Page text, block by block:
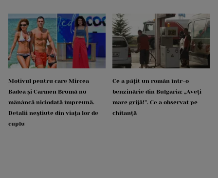
Motivul pentru care Mircea
Badea și Carmen Brumă nu
mănâncă niciodată împreună.
Detalii neștiute din viața lor de
cuplu
Ce a pățit un român într-o
benzinărie din Bulgaria: „Aveți
mare grijă!”. Ce a observat pe
chitanță